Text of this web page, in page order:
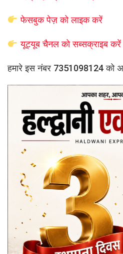
फेसबुक पेज़ को लाइक करें
यूट्यूब चैनल को सब्सक्राइब करें
हमारे इस नंबर 7351098124 को